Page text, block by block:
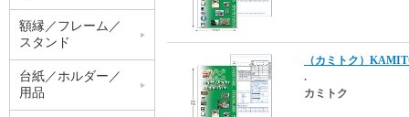
（カミトク）
.
カミトク
額縁／フレーム／
スタンド
台紙／ホルダー／
用品